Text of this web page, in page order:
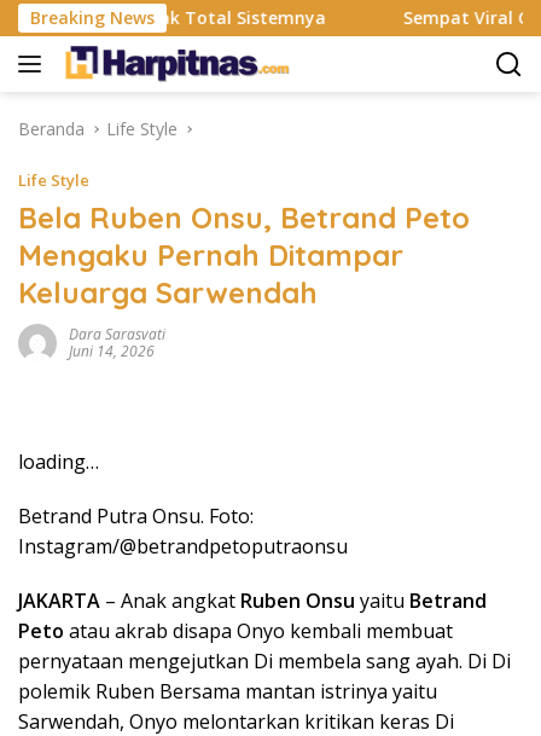
Langsung
ke
konten
Breaking News
Resmi Rombak Total Sistemnya Sempat Viral Gaya
Beranda Life Style
Life Style
Bela Ruben Onsu, Betrand Peto
Mengaku Pernah Ditampar
Keluarga Sarwendah
Dara Sarasvati
Juni 14, 2026
loading…
Betrand Putra Onsu. Foto:
Instagram/@betrandpetoputraonsu
JAKARTA – Anak angkat Ruben Onsu yaitu Betrand
Peto atau akrab disapa Onyo kembali membuat
pernyataan mengejutkan Di membela sang ayah. Di Di
polemik Ruben Bersama mantan istrinya yaitu
Sarwendah, Onyo melontarkan kritikan keras Di